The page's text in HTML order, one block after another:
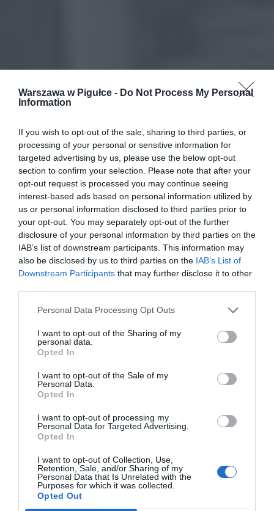
Warszawa w Pigułce - Do Not Process My Personal
Information
If you wish to opt-out of the sale, sharing to third parties, or
processing of your personal or sensitive information for
targeted advertising by us, please use the below opt-out
section to confirm your selection. Please note that after your
opt-out request is processed you may continue seeing
interest-based ads based on personal information utilized by
us or personal information disclosed to third parties prior to
your opt-out. You may separately opt-out of the further
disclosure of your personal information by third parties on the
IAB’s list of downstream participants. This information may
also be disclosed by us to third parties on the IAB’s List of
Downstream Participants that may further disclose it to other
Personal Data Processing Opt Outs
I want to opt-out of the Sharing of my
personal data.
Opted In
I want to opt-out of the Sale of my
Personal Data.
Opted In
I want to opt-out of processing my
Personal Data for Targeted Advertising.
Opted In
I want to opt-out of Collection, Use,
Retention, Sale, and/or Sharing of my
Personal Data that Is Unrelated with the
Purposes for which it was collected.
Opted Out